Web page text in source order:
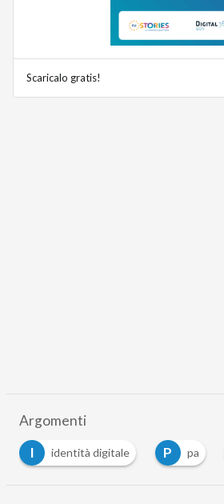
Scaricalo gratis!
Argomenti
I
identità digitale P pa